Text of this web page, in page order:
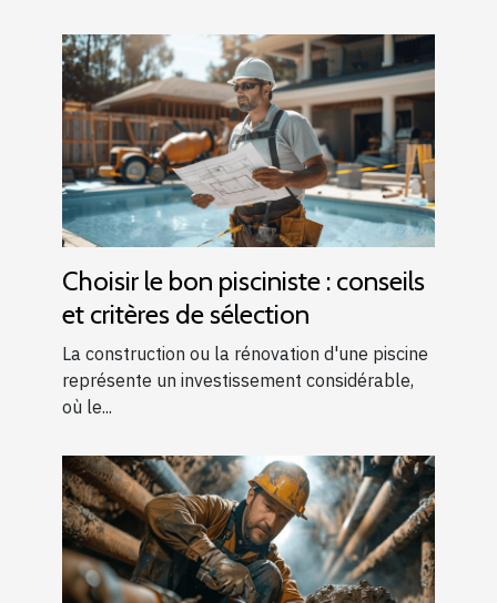
Choisir le bon pisciniste : conseils
et critères de sélection
La construction ou la rénovation d'une piscine
représente un investissement considérable,
où le...